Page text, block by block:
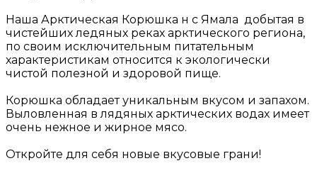
Наша Арктическая Корюшка н с Ямала добытая в
чистейших ледяных реках арктического региона,
по своим исключительным питательным
характеристикам относится к экологически
чистой полезной и здоровой пище.
Корюшка обладает уникальным вкусом и запахом.
Выловленная в лядяных арктических водах имеет
очень нежное и жирное мясо.
Откройте для себя новые вкусовые грани!